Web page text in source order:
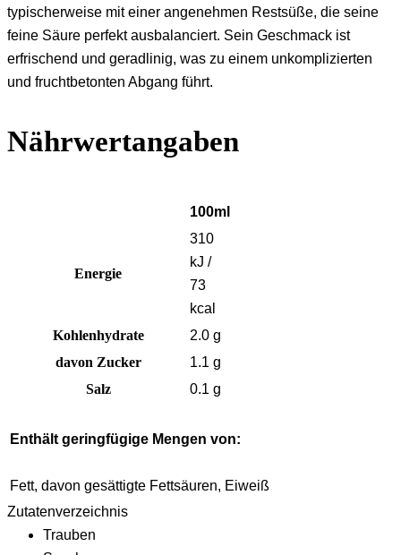
typischerweise mit einer angenehmen Restsüße, die seine
feine Säure perfekt ausbalanciert. Sein Geschmack ist
erfrischend und geradlinig, was zu einem unkomplizierten
und fruchtbetonten Abgang führt.
Nährwertangaben
100ml
Energie
310
kJ /
73
kcal
Kohlenhydrate
2.0 g
davon Zucker
1.1 g
Salz
0.1 g
Enthält geringfügige Mengen von:
Fett, davon gesättigte Fettsäuren, Eiweiß
Zutatenverzeichnis
Trauben